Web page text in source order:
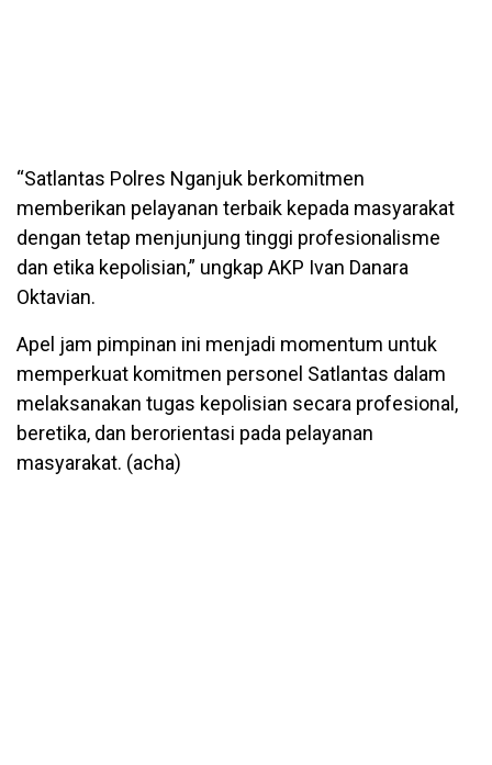
“Satlantas Polres Nganjuk berkomitmen
memberikan pelayanan terbaik kepada masyarakat
dengan tetap menjunjung tinggi profesionalisme
dan etika kepolisian,” ungkap AKP Ivan Danara
Oktavian.
Apel jam pimpinan ini menjadi momentum untuk
memperkuat komitmen personel Satlantas dalam
melaksanakan tugas kepolisian secara profesional,
beretika, dan berorientasi pada pelayanan
masyarakat. (acha)